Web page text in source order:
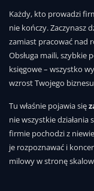
Każdy, kto prowadzi
nie kończy. Zaczynasz
zamiast pracować nad
Obsługa maili, szybkie
księgowe – wszystko
wzrost Twojego
Tu właśnie pojawia się
nie wszystkie działania
firmie pochodzi z
je rozpoznawać i
milowy w stronę